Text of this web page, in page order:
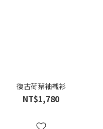
復古荷葉袖襯衫
NT$1,780